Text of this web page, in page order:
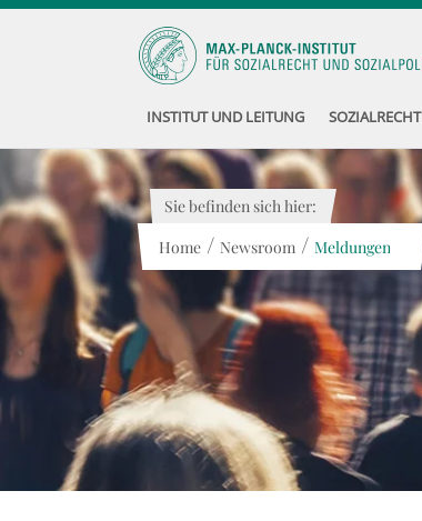
INSTITUT UND LEITUNG SOZIALRECHT
Sie befinden sich hier:
Home / Newsroom / Meldungen